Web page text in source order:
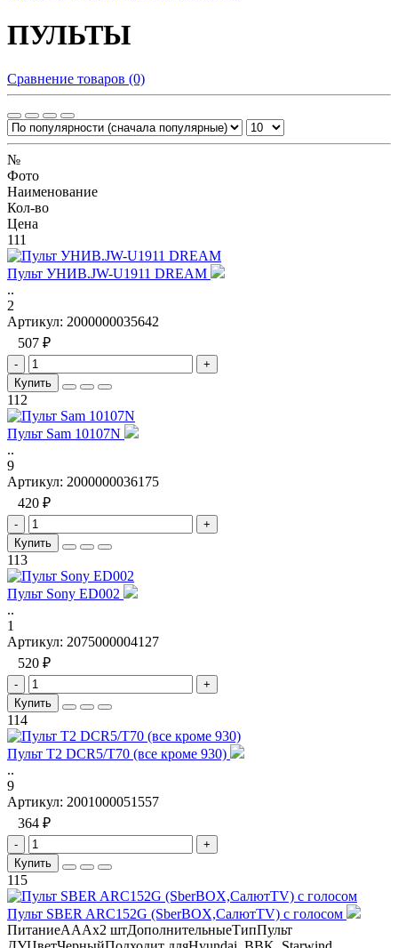
ПУЛЬТЫ
Сравнение товаров (0)
№
Фото
Наименование
Кол-во
Цена
111
Пульт УНИВ.JW-U1911 DREAM
..
2
Артикул: 2000000035642
507 ₽
-
+
Купить
112
Пульт Sam 10107N
..
9
Артикул: 2000000036175
420 ₽
-
+
Купить
113
Пульт Sony ED002
..
1
Артикул: 2075000004127
520 ₽
-
+
Купить
114
Пульт T2 DCR5/T70 (все кроме 930)
..
9
Артикул: 2001000051557
364 ₽
-
+
Купить
115
Пульт SBER ARC152G (SberBOX,СалютTV) с голосом
ПитаниеАААх2 штДополнительныеТипПульт